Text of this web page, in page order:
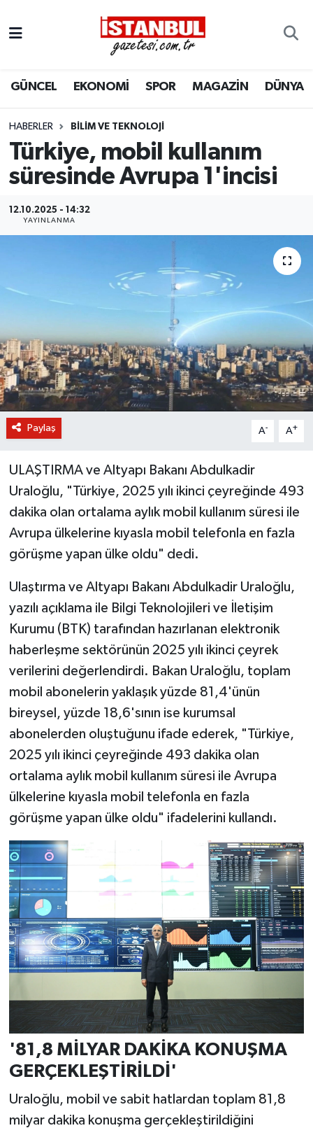
GÜNCEL EKONOMİ SPOR MAGAZİN DÜNYA
HABERLER BILIM VE TEKNOLOJI
Türkiye, mobil kullanım
süresinde Avrupa 1'incisi
12.10.2025 - 14:32
YAYINLANMA
Paylaş A- A+
ULAŞTIRMA ve Altyapı Bakanı Abdulkadir
Uraloğlu, "Türkiye, 2025 yılı ikinci çeyreğinde 493
dakika olan ortalama aylık mobil kullanım süresi ile
Avrupa ülkelerine kıyasla mobil telefonla en fazla
görüşme yapan ülke oldu" dedi.
Ulaştırma ve Altyapı Bakanı Abdulkadir Uraloğlu,
yazılı açıklama ile Bilgi Teknolojileri ve İletişim
Kurumu (BTK) tarafından hazırlanan elektronik
haberleşme sektörünün 2025 yılı ikinci çeyrek
verilerini değerlendirdi. Bakan Uraloğlu, toplam
mobil abonelerin yaklaşık yüzde 81,4'ünün
bireysel, yüzde 18,6'sının ise kurumsal
abonelerden oluştuğunu ifade ederek, "Türkiye,
2025 yılı ikinci çeyreğinde 493 dakika olan
ortalama aylık mobil kullanım süresi ile Avrupa
ülkelerine kıyasla mobil telefonla en fazla
görüşme yapan ülke oldu" ifadelerini kullandı.
'81,8 MİLYAR DAKİKA KONUŞMA
GERÇEKLEŞTİRİLDİ'
Uraloğlu, mobil ve sabit hatlardan toplam 81,8
milyar dakika konuşma gerçekleştirildiğini
EKONOMİ
İSTANBUL
DÜNYA
SAĞLIK
BİLİM VE TEKNOLOJİ
OTOMOBİL
KURUMSAL
Nöbetçi Eczaneler
Hava Durumu
Trafik Durumu
Süper Lig Puan Durumu ve Fikstür